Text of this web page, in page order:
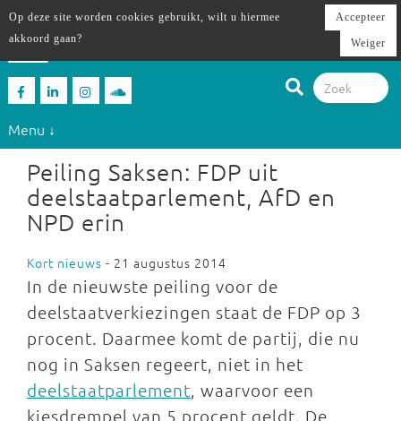
Menu ↓
Peiling Saksen: FDP uit
deelstaatparlement, AfD en
NPD erin
Kort nieuws - 21 augustus 2014
In de nieuwste peiling voor de
deelstaatverkiezingen staat de FDP op 3
procent. Daarmee komt de partij, die nu
nog in Saksen regeert, niet in het
deelstaatparlement, waarvoor een
kiesdrempel van 5 procent geldt. De
Op deze site worden cookies gebruikt, wilt u hiermee
akkoord gaan?
Accepteer
Weiger